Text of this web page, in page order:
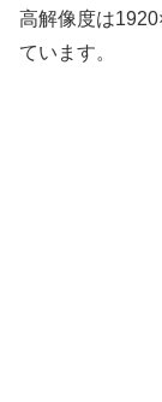
高解像度は
ています。